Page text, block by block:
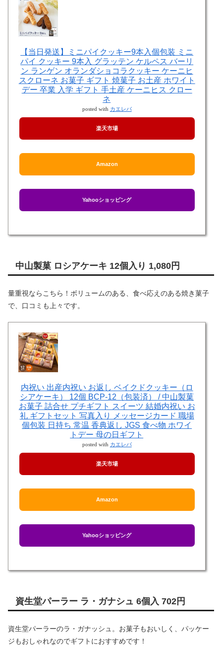
【当日発送】ミニパイクッキー9本入個包装 ミニ
パイ クッキー 9本入 グラッテン ケルペス バーリ
ン ランゲン オランダショコラクッキー ケーニヒ
スクローネ お菓子 ギフト 焼菓子 お土産 ホワイト
デー 卒業 入学 ギフト 手土産 ケーニヒス クロー
ネ
posted with カエレバ
楽天市場
Amazon
Yahooショッピング
中山製菓 ロシアケーキ 12個入り 1,080円
量重視ならこちら！ボリュームのある、食べ応えのある焼き菓子
で、口コミも上々です。
内祝い 出産内祝い お返し ベイクドクッキー（ロ
シアケーキ） 12個 BCP-12（包装済） / 中山製菓
お菓子 詰合せ プチギフト スイーツ 結婚内祝い お
礼 ギフトセット 写真入り メッセージカード 職場
個包装 日持ち 常温 香典返し JGS 食べ物 ホワイ
トデー 母の日ギフト
posted with カエレバ
楽天市場
Amazon
Yahooショッピング
資生堂パーラー ラ・ガナシュ 6個入 702円
資生堂パーラーのラ・ガナッシュ。お菓子もおいしく、パッケー
ジもおしゃれなのでギフトにおすすめです！